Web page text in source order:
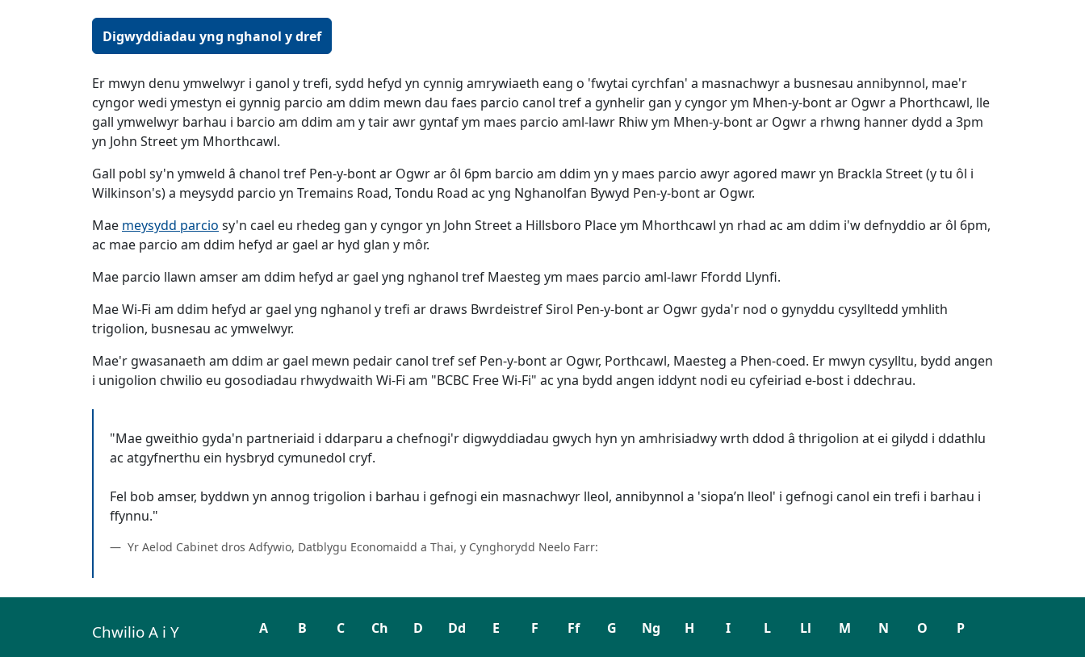
Digwyddiadau yng nghanol y dref
Er mwyn denu ymwelwyr i ganol y trefi, sydd hefyd yn cynnig amrywiaeth eang o 'fwytai cyrchfan' a masnachwyr a busnesau annibynnol, mae'r
cyngor wedi ymestyn ei gynnig parcio am ddim mewn dau faes parcio canol tref a gynhelir gan y cyngor ym Mhen-y-bont ar Ogwr a Phorthcawl, lle
gall ymwelwyr barhau i barcio am ddim am y tair awr gyntaf ym maes parcio aml-lawr Rhiw ym Mhen-y-bont ar Ogwr a rhwng hanner dydd a 3pm
yn John Street ym Mhorthcawl.
Gall pobl sy'n ymweld â chanol tref Pen-y-bont ar Ogwr ar ôl 6pm barcio am ddim yn y maes parcio awyr agored mawr yn Brackla Street (y tu ôl i
Wilkinson's) a meysydd parcio yn Tremains Road, Tondu Road ac yng Nghanolfan Bywyd Pen-y-bont ar Ogwr.
Mae meysydd parcio sy'n cael eu rhedeg gan y cyngor yn John Street a Hillsboro Place ym Mhorthcawl yn rhad ac am ddim i'w defnyddio ar ôl 6pm,
ac mae parcio am ddim hefyd ar gael ar hyd glan y môr.
Mae parcio llawn amser am ddim hefyd ar gael yng nghanol tref Maesteg ym maes parcio aml-lawr Ffordd Llynfi.
Mae Wi-Fi am ddim hefyd ar gael yng nghanol y trefi ar draws Bwrdeistref Sirol Pen-y-bont ar Ogwr gyda'r nod o gynyddu cysylltedd ymhlith
trigolion, busnesau ac ymwelwyr.
Mae'r gwasanaeth am ddim ar gael mewn pedair canol tref sef Pen-y-bont ar Ogwr, Porthcawl, Maesteg a Phen-coed. Er mwyn cysylltu, bydd angen
i unigolion chwilio eu gosodiadau rhwydwaith Wi-Fi am "BCBC Free Wi-Fi" ac yna bydd angen iddynt nodi eu cyfeiriad e-bost i ddechrau.
"Mae gweithio gyda'n partneriaid i ddarparu a chefnogi'r digwyddiadau gwych hyn yn amhrisiadwy wrth ddod â thrigolion at ei gilydd i ddathlu
ac atgyfnerthu ein hysbryd cymunedol cryf.
Fel bob amser, byddwn yn annog trigolion i barhau i gefnogi ein masnachwyr lleol, annibynnol a 'siopa’n lleol' i gefnogi canol ein trefi i barhau i
Yr Aelod Cabinet dros Adfywio, Datblygu Economaidd a Thai, y Cynghorydd Neelo Farr:
Chwilio A i Y A B C Ch D Dd E F Ff G Ng H I L Ll M N O P